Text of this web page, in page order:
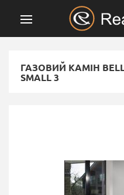
ГАЗОВИЙ КАМІН
SMALL 3